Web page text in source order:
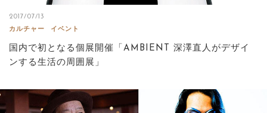
2017/07/13
カルチャー
イベント
国内で初となる個展開催「AMBIENT 深澤直人がデザイ
ンする生活の周囲展」